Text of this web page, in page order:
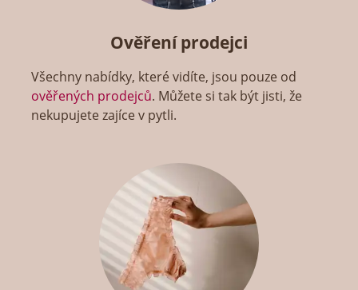
Ověření prodejci
Všechny nabídky, které vidíte, jsou pouze od
ověřených prodejců. Můžete si tak být jisti, že
nekupujete zajíce v pytli.